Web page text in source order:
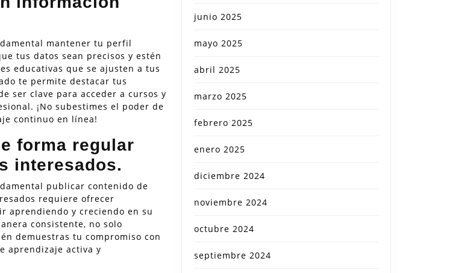
mantener tu perfil
tus datos sean precisos y estén
educativas que se ajusten a tus
te permite destacar tus
ser clave para acceder a cursos y
¡No subestimes el poder de
continuo en línea!
forma regular
interesados.
publicar contenido de
requiere ofrecer
aprendiendo y creciendo en su
consistente, no solo
demuestras tu compromiso con
aprendizaje activa y
junio 2025
mayo 2025
abril 2025
marzo 2025
febrero 2025
enero 2025
diciembre 2024
noviembre 2024
octubre 2024
septiembre 2024